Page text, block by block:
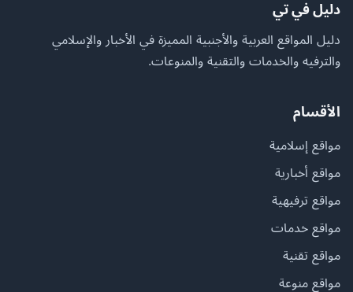
دليل في تي
دليل المواقع العربية والأجنبية المميزة في الأخبار والإسلامي
والترفيه والخدمات والتقنية والمنوعات.
الأقسام
مواقع إسلامية
مواقع أخبارية
مواقع ترفيهية
مواقع خدمات
مواقع تقنية
مواقع منوعة